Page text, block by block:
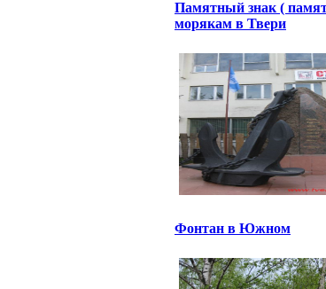
Памятный знак (
морякам в Твери
Фонтан в Южном